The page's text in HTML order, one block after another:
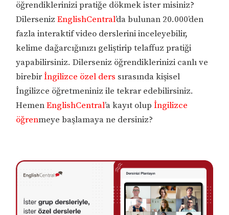
öğrendiklerinizi pratiğe dökmek ister misiniz?
DilersenizEnglishCentral’da bulunan 20.000’den
fazla interaktif video derslerini inceleyebilir,
kelime dağarcığınızı geliştirip telaffuz pratiği
yapabilirsiniz. Dilerseniz öğrendiklerinizi canlı ve
birebirİngilizce özel ders sırasında kişisel
İngilizce öğretmeniniz ile tekrar edebilirsiniz.
HemenEnglishCentral’a kayıt olupİngilizce
öğrenmeye başlamaya ne dersiniz?